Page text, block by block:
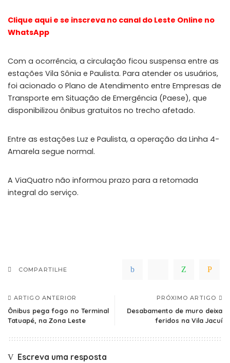
Clique aqui e se inscreva no canal do Leste Online no
WhatsApp
Com a ocorrência, a circulação ficou suspensa entre as
estações Vila Sônia e Paulista. Para atender os usuários,
foi acionado o Plano de Atendimento entre Empresas de
Transporte em Situação de Emergência (Paese), que
disponibilizou ônibus gratuitos no trecho afetado.
Entre as estações Luz e Paulista, a operação da Linha 4-
Amarela segue normal.
A ViaQuatro não informou prazo para a retomada
integral do serviço.
COMPARTILHE
ARTIGO ANTERIOR
Ônibus pega fogo no Terminal
Tatuapé, na Zona Leste
PRÓXIMO ARTIGO
Desabamento de muro deixa
feridos na Vila Jacuí
Escreva uma resposta